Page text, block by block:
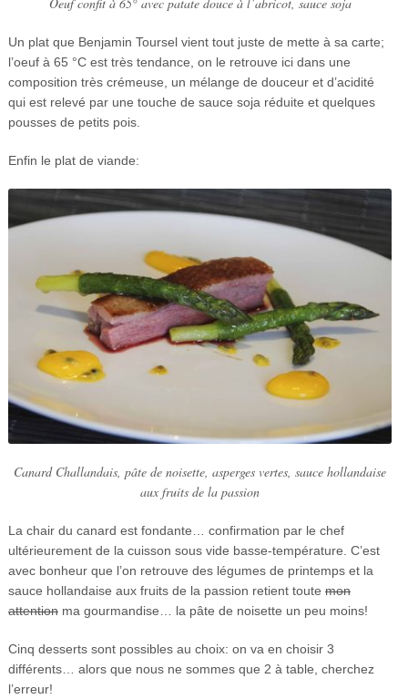
Oeuf confit à 65° avec patate douce à l’abricot, sauce soja
Un plat que Benjamin Toursel vient tout juste de mette à sa carte;
l’oeuf à 65 °C est très tendance, on le retrouve ici dans une
composition très crémeuse, un mélange de douceur et d’acidité
qui est relevé par une touche de sauce soja réduite et quelques
pousses de petits pois.
Enfin le plat de viande:
Canard Challandais, pâte de noisette, asperges vertes, sauce hollandaise
aux fruits de la passion
La chair du canard est fondante… confirmation par le chef
ultérieurement de la cuisson sous vide basse-température. C’est
avec bonheur que l’on retrouve des légumes de printemps et la
sauce hollandaise aux fruits de la passion retient toute mon
attentionma gourmandise… la pâte de noisette un peu moins!
Cinq desserts sont possibles au choix: on va en choisir 3
différents… alors que nous ne sommes que 2 à table, cherchez
l’erreur!